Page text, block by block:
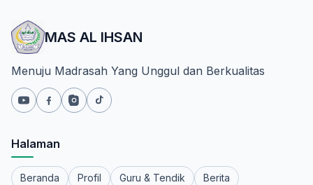
MAS AL IHSAN
Menuju Madrasah Yang Unggul dan Berkualitas
Halaman
Beranda Profil Guru & Tendik
Berita